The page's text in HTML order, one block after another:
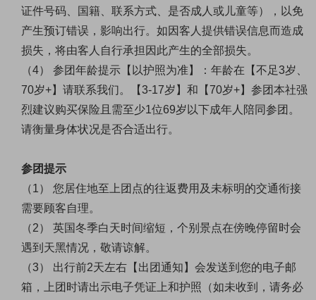
证件号码、国籍、联系方式、是否成人或儿童等），以免
产生预订错误，影响出行。如因客人提供错误信息而造成
损失，将由客人自行承担因此产生的全部损失。
（4） 参团年龄提示【以护照为准】：年龄在【不足3岁、
70岁+】请联系我们。【3-17岁】和【70岁+】参团本社强
烈建议购买保险且需至少1位69岁以下成年人陪同参团。
请衡量身体状况是否合适出行。
参团提示
（1） 您居住地至上团点的往返费用及未标明的交通衔接
需要顾客自理。
（2） 英国冬季白天时间缩短，个别景点在傍晚停留时会
遇到天黑情况，敬请谅解。
（3） 出行前2天左右【出团通知】会发送到您的电子邮
箱，上团时请出示电子凭证上和护照（如未收到，请务必